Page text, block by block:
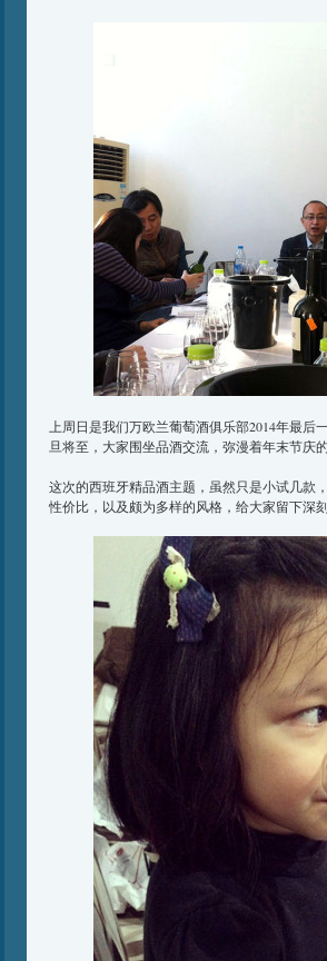
上周日是我们万欧兰葡萄酒俱乐部2014年最
旦将至，大家围坐品酒交流，弥漫着年末节庆的
这次的西班牙精品酒主题，虽然只是小试几款
性价比，以及颇为多样的风格，给大家留下深刻